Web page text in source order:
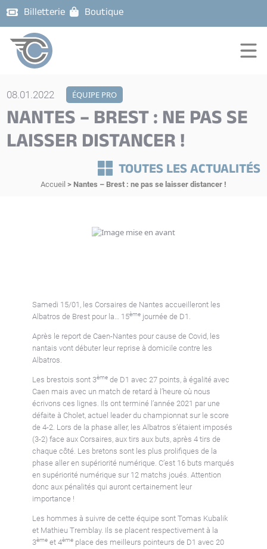
Billetterie Boutique
08.01.2022 ÉQUIPE PRO
NANTES – BREST : NE PAS SE
LAISSER DISTANCER !
TOUTES LES ACTUALITÉS
Accueil > Nantes – Brest : ne pas se laisser distancer !
Samedi 15/01, les Corsaires de Nantes accueilleront les
Albatros de Brest pour la… 15èmejournée de D1.
Après le report de Caen-Nantes pour cause de Covid, les
nantais vont débuter leur reprise à domicile contre les
Albatros.
Les brestois sont 3èmede D1 avec 27 points, à égalité avec
Caen mais avec un match de retard à l’heure où nous
écrivons ces lignes. Ils ont terminé l’année 2021 par une
défaite à Cholet, actuel leader du championnat sur le score
de 4-2. Lors de la phase aller, les Albatros s’étaient imposés
(3-2) face aux Corsaires, aux tirs aux buts, après 4 tirs de
chaque côté. Les bretons sont les plus prolifiques de la
phase aller en supériorité numérique. C’est 16 buts marqués
en supériorité numérique sur 12 matchs joués. Attention
donc aux pénalités qui auront certainement leur
importance !
Les hommes à suivre de cette équipe sont Tomas Kubalik
et Mathieu Tremblay. Ils se placent respectivement à la
3èmeet 4èmeplace des meilleurs pointeurs de D1 avec 20